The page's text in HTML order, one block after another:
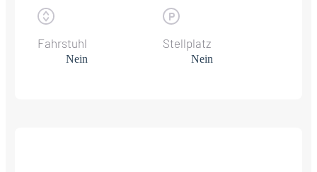
Fahrstuhl
Nein
Stellplatz
Nein